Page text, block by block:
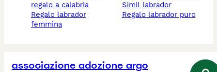
regalo a calabria
regalo labrador
femmina
simil labrador
regalo labrador puro
associazione adozione argo